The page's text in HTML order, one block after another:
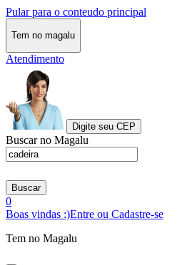
Pular para o conteudo principal
Tem no magalu
Atendimento
Digite seu CEP
Buscar no Magalu
Buscar
0
Boas vindas :)Entre ou Cadastre-se
Tem no Magalu